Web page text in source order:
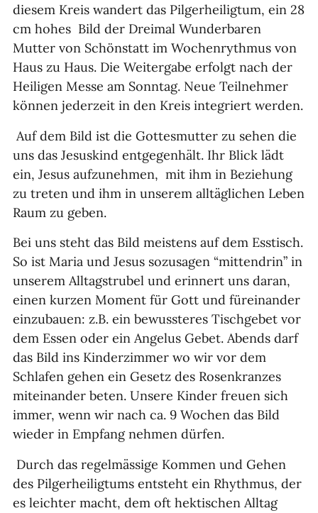
diesem Kreis wandert das Pilgerheiligtum, ein 28
cm hohes Bild der Dreimal Wunderbaren
Mutter von Schönstatt im Wochenrythmus von
Haus zu Haus. Die Weitergabe erfolgt nach der
Heiligen Messe am Sonntag. Neue Teilnehmer
können jederzeit in den Kreis integriert werden.
Auf dem Bild ist die Gottesmutter zu sehen die
uns das Jesuskind entgegenhält. Ihr Blick lädt
ein, Jesus aufzunehmen, mit ihm in Beziehung
zu treten und ihm in unserem alltäglichen Leben
Raum zu geben.
Bei uns steht das Bild meistens auf dem Esstisch.
So ist Maria und Jesus sozusagen “mittendrin” in
unserem Alltagstrubel und erinnert uns daran,
einen kurzen Moment für Gott und füreinander
einzubauen: z.B. ein bewussteres Tischgebet vor
dem Essen oder ein Angelus Gebet. Abends darf
das Bild ins Kinderzimmer wo wir vor dem
Schlafen gehen ein Gesetz des Rosenkranzes
miteinander beten. Unsere Kinder freuen sich
immer, wenn wir nach ca. 9 Wochen das Bild
wieder in Empfang nehmen dürfen.
Durch das regelmässige Kommen und Gehen
des Pilgerheiligtums entsteht ein Rhythmus, der
es leichter macht, dem oft hektischen Alltag